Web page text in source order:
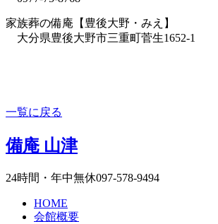
家族葬の備庵【豊後大野・みえ】
大分県豊後大野市三重町菅生1652-1
一覧に戻る
備庵 山津
24時間・年中無休097-578-9494
HOME
会館概要